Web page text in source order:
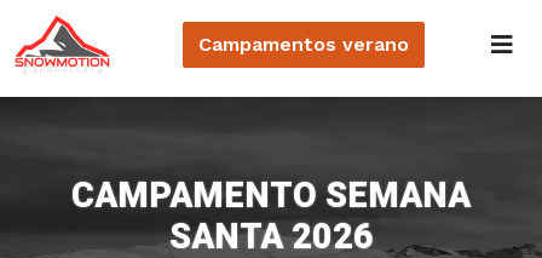
Campamentos verano
CAMPAMENTO SEMANA
SANTA 2026